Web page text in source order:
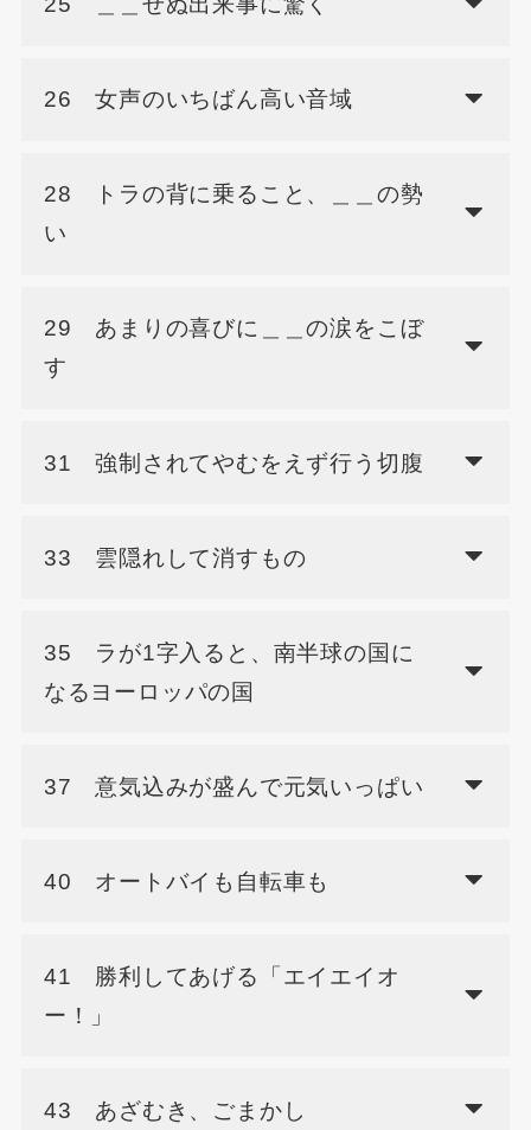
26 女声のいちばん高い音域
28 トラの背に乗ること、＿＿の勢
い
29 あまりの喜びに＿＿の涙をこぼ
す
31 強制されてやむをえず行う切腹
33 雲隠れして消すもの
35 ラが1字入ると、南半球の国に
なるヨーロッパの国
37 意気込みが盛んで元気いっぱい
40 オートバイも自転車も
41 勝利してあげる「エイエイオ
ー！」
43 あざむき、ごまかし